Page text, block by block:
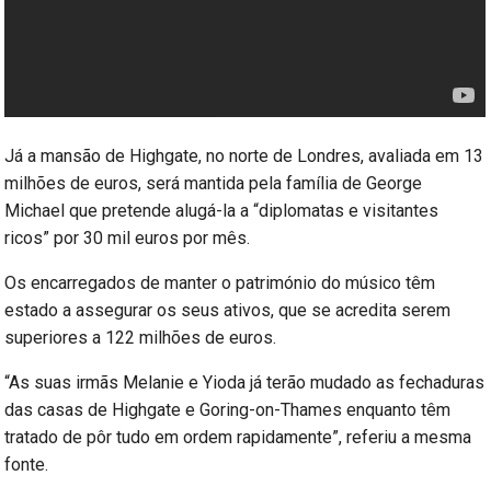
Já a mansão de Highgate, no norte de Londres, avaliada em 13
milhões de euros, será mantida pela família de George
Michael que pretende alugá-la a “diplomatas e visitantes
ricos” por 30 mil euros por mês.
Os encarregados de manter o património do músico têm
estado a assegurar os seus ativos, que se acredita serem
superiores a 122 milhões de euros.
“As suas irmãs Melanie e Yioda já terão mudado as fechaduras
das casas de Highgate e Goring-on-Thames enquanto têm
tratado de pôr tudo em ordem rapidamente”, referiu a mesma
fonte.